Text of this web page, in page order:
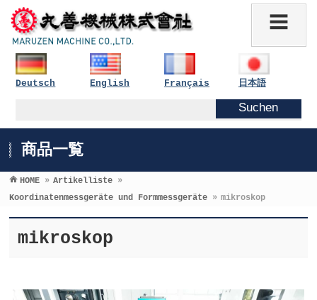
Deutsch English Français 日本語
商品一覧
HOME » Artikelliste »
Koordinatenmessgeräte und Formmessgeräte » mikroskop
mikroskop